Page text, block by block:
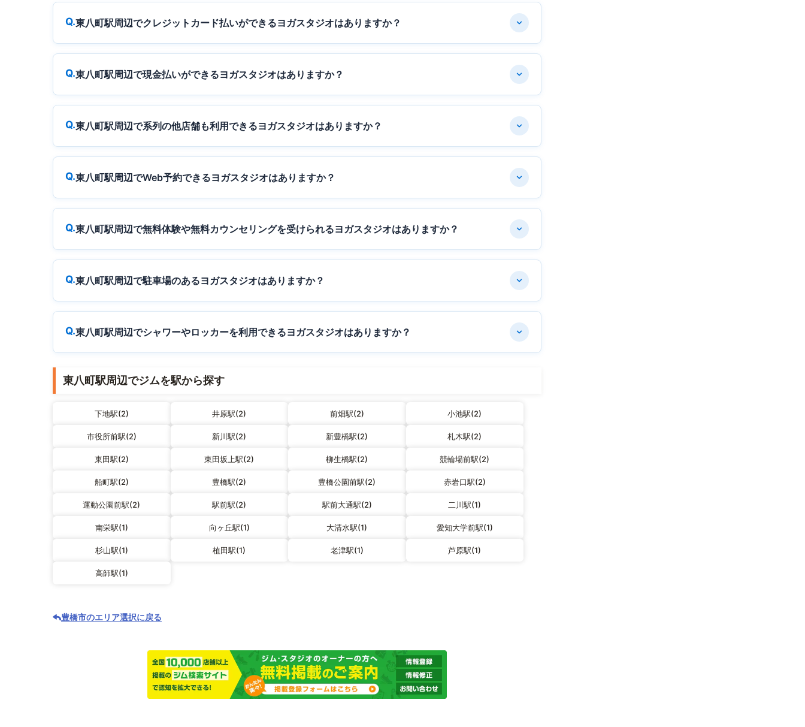
東八町駅周辺でクレジットカード払いができるヨガスタジオはありますか？
東八町駅周辺で現金払いができるヨガスタジオはありますか？
東八町駅周辺で系列の他店舗も利用できるヨガスタジオはありますか？
東八町駅周辺でWeb予約できるヨガスタジオはありますか？
東八町駅周辺で無料体験や無料カウンセリングを受けられるヨガスタジオはありますか？
東八町駅周辺で駐車場のあるヨガスタジオはありますか？
東八町駅周辺でシャワーやロッカーを利用できるヨガスタジオはありますか？
東八町駅周辺でジムを駅から探す
下地駅(2) 井原駅(2) 前畑駅(2) 小池駅(2)
市役所前駅(2) 新川駅(2) 新豊橋駅(2) 札木駅(2)
東田駅(2) 東田坂上駅(2) 柳生橋駅(2) 競輪場前駅(2)
船町駅(2) 豊橋駅(2) 豊橋公園前駅(2) 赤岩口駅(2)
運動公園前駅(2) 駅前駅(2) 駅前大通駅(2) 二川駅(1)
南栄駅(1) 向ヶ丘駅(1) 大清水駅(1) 愛知大学前駅(1)
杉山駅(1) 植田駅(1) 老津駅(1) 芦原駅(1)
高師駅(1)
豊橋市のエリア選択に戻る